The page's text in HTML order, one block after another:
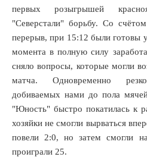
первых розыгрышей
"Северстали" борьбу. Со
перерыв, при 15:12 были готовы
момента в полную силу
сняло вопросы, которые могли
матча. Одновременно
добиваемых нами до пола
"Юность" быстро покатилась к
хозяйки не смогли вырваться
повели 2:0, но затем смогли
проиграли 25.